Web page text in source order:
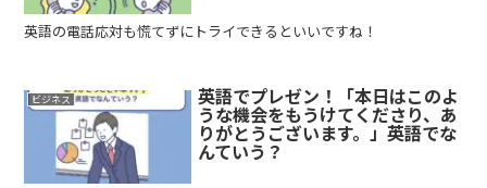
英語の電話応対も慌てずにトライできるといいですね！
ビジネス 英語でプレゼン！「本日はこのよ
うな機会をもうけてくださり、あ
りがとうございます。」英語でな
んていう？